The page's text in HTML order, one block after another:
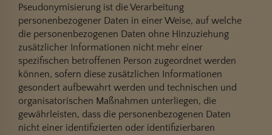
Pseudonymisierung ist die Verarbeitung
personenbezogener Daten in einer Weise, auf welche
die personenbezogenen Daten ohne Hinzuziehung
zusätzlicher Informationen nicht mehr einer
spezifischen betroffenen Person zugeordnet werden
können, sofern diese zusätzlichen Informationen
gesondert aufbewahrt werden und technischen und
organisatorischen Maßnahmen unterliegen, die
gewährleisten, dass die personenbezogenen Daten
nicht einer identifizierten oder identifizierbaren